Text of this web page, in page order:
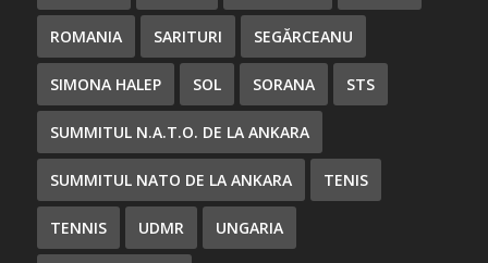
ROMANIA SARITURI SEGĂRCEANU
SIMONA HALEP SOL SORANA STS
SUMMITUL N.A.T.O. DE LA ANKARA
SUMMITUL NATO DE LA ANKARA TENIS
TENNIS UDMR UNGARIA